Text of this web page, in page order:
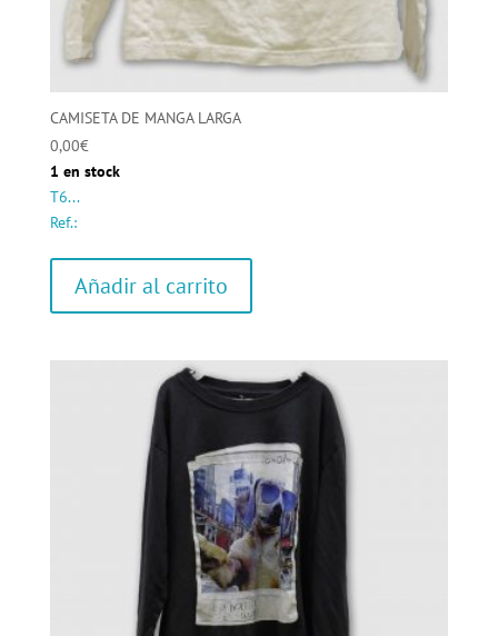
CAMISETA DE MANGA LARGA
0,00€
1 en stock
T6...
Ref.:
Añadir al carrito